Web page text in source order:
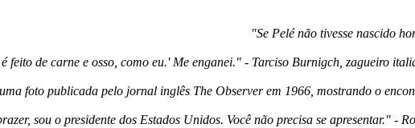
"Se Pelé não tivesse nascido
feito de carne e osso, como eu.' Me enganei." - Tarciso Burnigch, zagueiro
foto publicada pelo jornal inglês The Observer em 1966, mostrando o
sou o presidente dos Estados Unidos. Você não precisa se apresentar." -